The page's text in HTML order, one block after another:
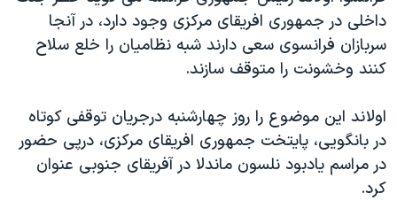
آرشیو پخش زنده
مجموعه مستندهای دادخواهی
تریبونال مردمی آبان ۹۸
چهل سال گروگان‌گیری
قانون شفافیت دارائی کادر رهبری ایران
اعتراضات مردمی آبان ۹۸
داخلی در جمهوری افریقای مرکزی وجود دارد، در آنجا
سربازان فرانسوی سعی دارند شبه نظامیان را خلع سلاح
کنند وخشونت را متوقف سازند.
اولاند این موضوع را روز چهارشنبه درجریان توقفی کوتاه
در بانگویی، پایتخت جمهوری افریقای مرکزی، درپی حضور
در مراسم یادبود نلسون ماندلا در آفریقای جنوبی عنوان
کرد.